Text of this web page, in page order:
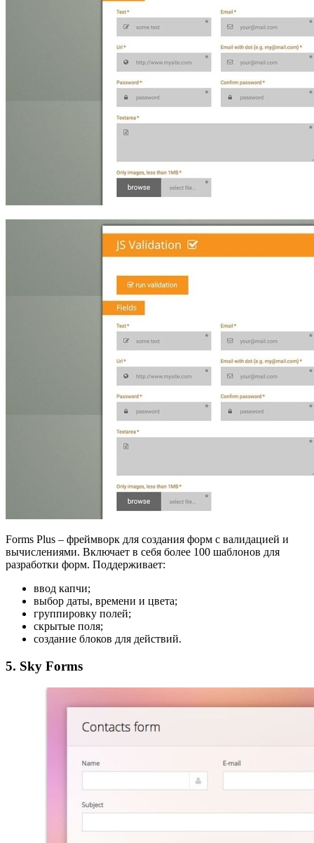
Forms Plus – фреймворк для создания форм с валидацией и
вычислениями. Включает в себя более 100 шаблонов для
разработки форм. Поддерживает:
ввод капчи;
выбор даты, времени и цвета;
группировку полей;
скрытые поля;
создание блоков для действий.
5. Sky Forms